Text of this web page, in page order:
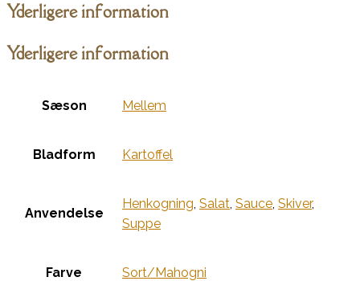
Yderligere information
Yderligere information
Sæson Mellem
Bladform Kartoffel
Anvendelse
Henkogning Salat Sauce Skiver,
Suppe
Farve Sort/Mahogni